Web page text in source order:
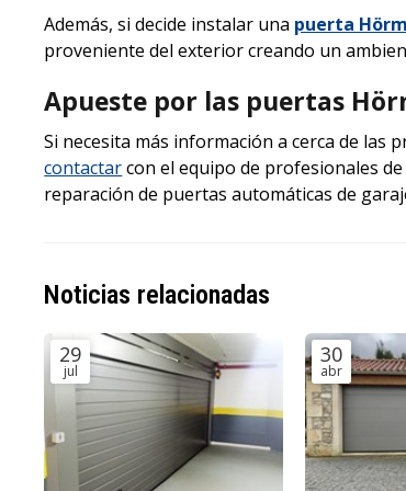
Además, si decide instalar una puerta
proveniente del exterior creando un
Apueste por las puertas
Si necesita más información a cerca de las
contactarcon el equipo de profesionales de
reparación de puertas automáticas de
Noticias relacionadas
29
jul
30
abr